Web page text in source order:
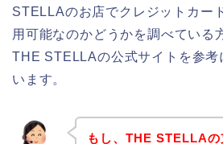
STELLAのお店でクレジットカー
用可能なのかどうかを調べている
THE STELLAの公式サイトを参考
います。
もし、THE STELLA